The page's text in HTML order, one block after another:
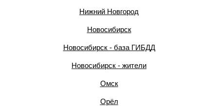
Нижний Новгород
Новосибирск
Новосибирск - база ГИБДД
Новосибирск - жители
Омск
Орёл